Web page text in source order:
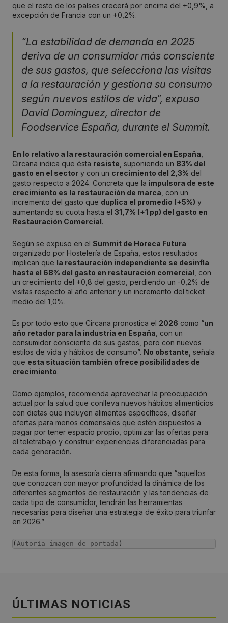
que el resto de los países crecerá por encima del +0,9%, a
excepción de Francia con un +0,2%.
“La estabilidad de demanda en 2025
deriva de un consumidor más consciente
de sus gastos, que selecciona las visitas
a la restauración y gestiona su consumo
según nuevos estilos de vida”, expuso
David Domínguez, director de
Foodservice España, durante el Summit.
En lo relativo a la restauración comercial en España
Circana indica que ésta resiste , suponiendo un 83% del
gasto en el sector y con un crecimiento del 2,3% del
gasto respecto a 2024. Concreta que la impulsora de este
crecimiento es la restauración de marca , con un
incremento del gasto que duplica el promedio (+5%) y
aumentando su cuota hasta el 31,7% (+1 pp) del gasto en
Restauración Comercial.
Según se expuso en el Summit de Horeca Futura
organizado por Hostelería de España, estos resultados
implican que la restauración independiente se desinfla
hasta el 68% del gasto en restauración comercial , con
un crecimiento del +0,8 del gasto, perdiendo un -0,2% de
visitas respecto al año anterior y un incremento del ticket
medio del 1,0%.
Es por todo esto que Circana pronostica el 2026 como “un
año retador para la industria en España , con un
consumidor consciente de sus gastos, pero con nuevos
estilos de vida y hábitos de consumo”. No obstante , señala
que esta situación también ofrece posibilidades de
crecimiento.
Como ejemplos, recomienda aprovechar la preocupación
actual por la salud que conlleva nuevos hábitos alimenticios
con dietas que incluyen alimentos específicos, diseñar
ofertas para menos comensales que estén dispuestos a
pagar por tener espacio propio, optimizar las ofertas para
el teletrabajo y construir experiencias diferenciadas para
cada generación.
De esta forma, la asesoría cierra afirmando que “aquellos
que conozcan con mayor profundidad la dinámica de los
diferentes segmentos de restauración y las tendencias de
cada tipo de consumidor, tendrán las herramientas
necesarias para diseñar una estrategia de éxito para triunfar
en 2026.”
( Autoría imagen de portada )
ÚLTIMAS NOTICIAS